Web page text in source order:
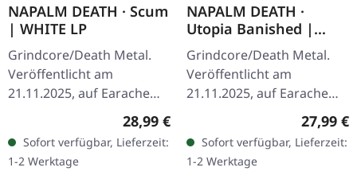
NAPALM DEATH · Scum
| WHITE LP
Grindcore/Death Metal.
Veröffentlicht am
21.11.2025, auf Earache
Records. Weißes Vinyl LP.
Plastic Head exklusive
Edition. Heiliger Gral Zeit,
Leute!…
Regulärer Preis:
28,99 €
Sofort verfügbar, Lieferzeit:
1-2 Werktage
NAPALM DEATH ·
Utopia Banished |
WHITE LP
Grindcore/Death Metal.
Veröffentlicht am
21.11.2025, auf Earache
Records. Weißes Vinyl LP.
Plastic Head Distribution
Exklusiv-Edition. 1992…
27,99 €
Sofort verfügbar, Lieferzeit:
1-2 Werktage